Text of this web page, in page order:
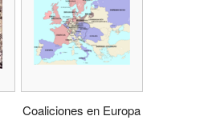
Coaliciones en Europa